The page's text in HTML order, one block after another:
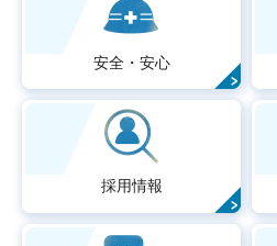
安全・安心
採用情報